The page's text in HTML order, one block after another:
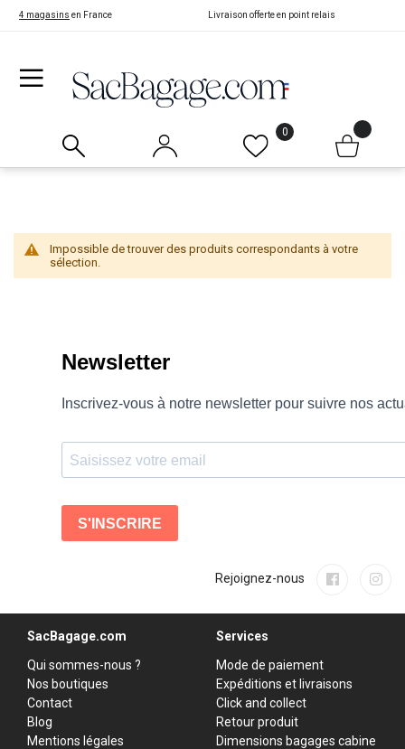
4 magasins en France Livraison offerte en point relais
0
Impossible de trouver des produits correspondants à votre
sélection.
Rejoignez-nous
SacBagage.com
Qui sommes-nous ?
Nos boutiques
Contact
Blog
Mentions légales
Services
Mode de paiement
Expéditions et livraisons
Click and collect
Retour produit
Dimensions bagages cabine